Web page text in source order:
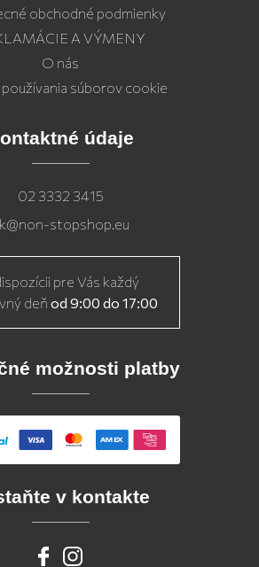
obchodné podmienky
A VÝMENY
O nás
súborov cookie
údaje
02 3332 3415
stopshop.eu
pre Vás každý
deň od 9:00 do 17:00
možnosti platby
v kontakte